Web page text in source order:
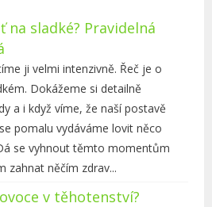
na sladké? Pravidelná
ji velmi intenzivně. Řeč je o
Dokážeme si detailně
a i když víme, že naší postavě
pomalu vydáváme lovit něco
se vyhnout těmto momentům
zahnat něčím zdrav...
v těhotenství?